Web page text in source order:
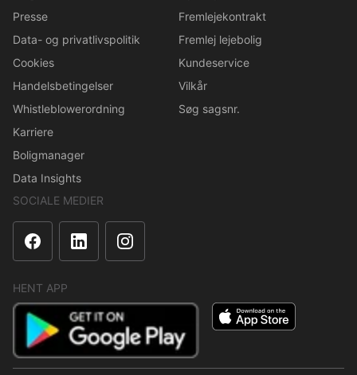
Presse
Data- og privatlivspolitik
Cookies
Handelsbetingelser
Whistleblowerordning
Karriere
Boligmanager
Data Insights
Fremlejekontrakt
Fremlej lejebolig
Kundeservice
Vilkår
Søg sagsnr.
SOCIALE MEDIER
HENT APP